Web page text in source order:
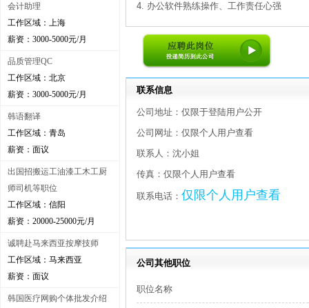
会计助理
工作区域：上海
薪资：3000-5000元/月
品质管理QC
工作区域：北京
薪资：3000-5000元/月
韩语翻译
工作区域：青岛
薪资：面议
出国招搬运工油漆工木工厨
师司机等职位
工作区域：信阳
薪资：20000-25000元/月
诚聘赴马来西亚按摩技师
工作区域：马来西亚
薪资：面议
韩国医疗网购个体批发介绍
4. 办公软件熟练操作、工作责任心强
联系信息
公司地址：仅限于登陆用户公开
公司网址：仅限个人用户查看
联系人：沈小姐
传真：仅限个人用户查看
联系电话： 仅限个人用户查看
公司其他职位
职位名称